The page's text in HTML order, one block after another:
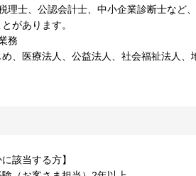
理士、公認会計士、中小企業診断士など
があります。
務
、医療法人、公益法人、社会福祉法人
該当する方】